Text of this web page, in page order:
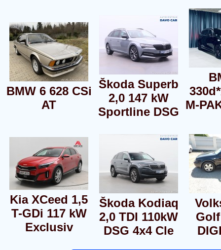
BMW 6 628 CSi
AT
Škoda Superb
2,0 147 kW
Sportline DSG
M-
Kia XCeed 1,5
T-GDi 117 kW
Exclusiv
Škoda Kodiaq
2,0 TDI 110kW
DSG 4x4 Cle